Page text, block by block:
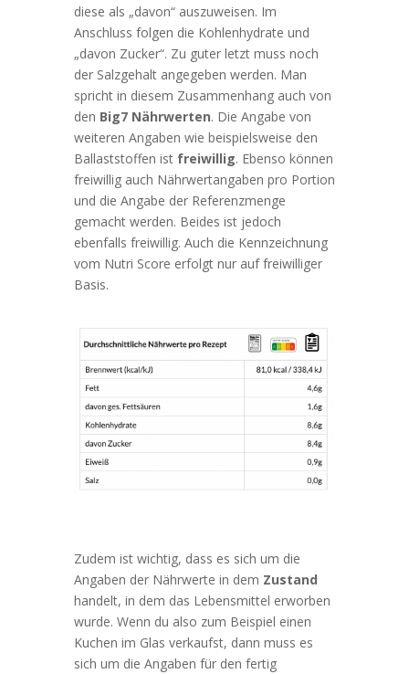
diese als „davon“ auszuweisen. Im
Anschluss folgen die Kohlenhydrate und
„davon Zucker“. Zu guter letzt muss noch
der Salzgehalt angegeben werden. Man
spricht in diesem Zusammenhang auch von
den Big7 Nährwerten. Die Angabe von
weiteren Angaben wie beispielsweise den
Ballaststoffen ist freiwillig. Ebenso können
freiwillig auch Nährwertangaben pro Portion
und die Angabe der Referenzmenge
gemacht werden. Beides ist jedoch
ebenfalls freiwillig. Auch die Kennzeichnung
vom Nutri Score erfolgt nur auf freiwilliger
Basis.
Zudem ist wichtig, dass es sich um die
Angaben der Nährwerte in dem Zustand
handelt, in dem das Lebensmittel erworben
wurde. Wenn du also zum Beispiel einen
Kuchen im Glas verkaufst, dann muss es
sich um die Angaben für den fertig